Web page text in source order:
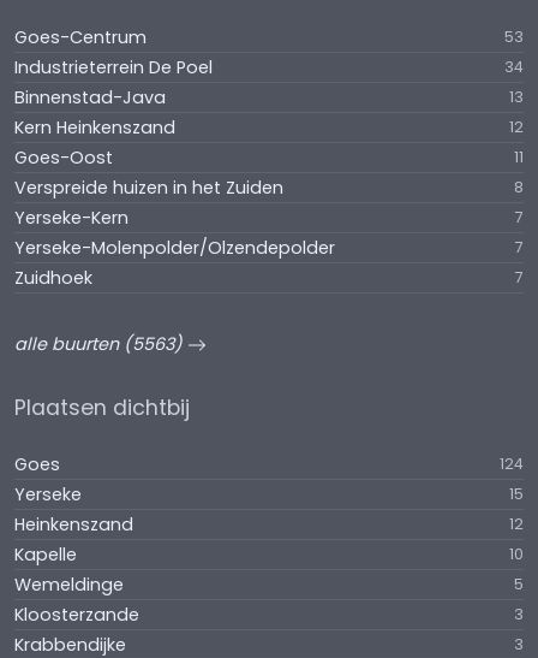
Goes-Centrum 53
Industrieterrein De Poel 34
Binnenstad-Java 13
Kern Heinkenszand 12
Goes-Oost 11
Verspreide huizen in het Zuiden 8
Yerseke-Kern 7
Yerseke-Molenpolder/Olzendepolder 7
Zuidhoek 7
alle buurten (5563)
Plaatsen dichtbij
Goes 124
Yerseke 15
Heinkenszand 12
Kapelle 10
Wemeldinge 5
Kloosterzande 3
Krabbendijke 3